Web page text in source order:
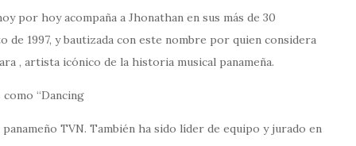
por hoy acompaña a Jhonathan en sus más de 30
de 1997, y bautizada con este nombre por quien considera
, artista icónico de la historia musical panameña.
“Dancing
TVN. También ha sido líder de equipo y jurado en